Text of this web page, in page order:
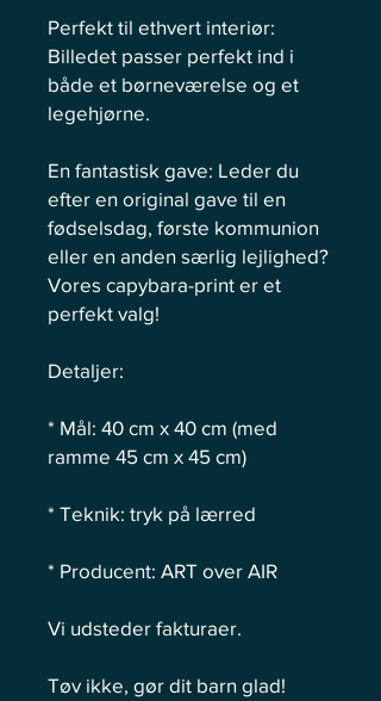
Perfekt til ethvert interiør:
Billedet passer perfekt ind i
både et børneværelse og et
legehjørne.
En fantastisk gave: Leder du
efter en original gave til en
fødselsdag, første kommunion
eller en anden særlig lejlighed?
Vores capybara-print er et
perfekt valg!
Detaljer:
* Mål: 40 cm x 40 cm (med
ramme 45 cm x 45 cm)
* Teknik: tryk på lærred
* Producent: ART over AIR
Vi udsteder fakturaer.
Tøv ikke, gør dit barn glad!